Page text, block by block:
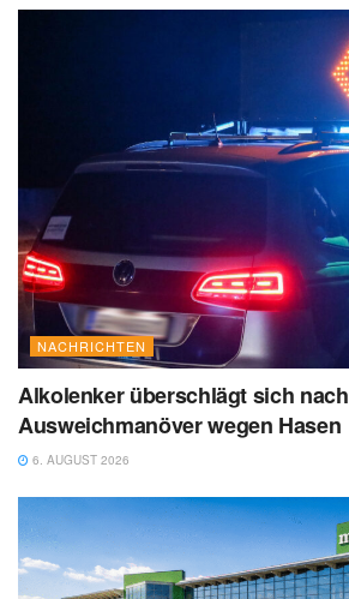
NACHRICHTEN
Alkolenker überschlägt sich nach
Ausweichmanöver wegen Hasen
6. AUGUST 2026